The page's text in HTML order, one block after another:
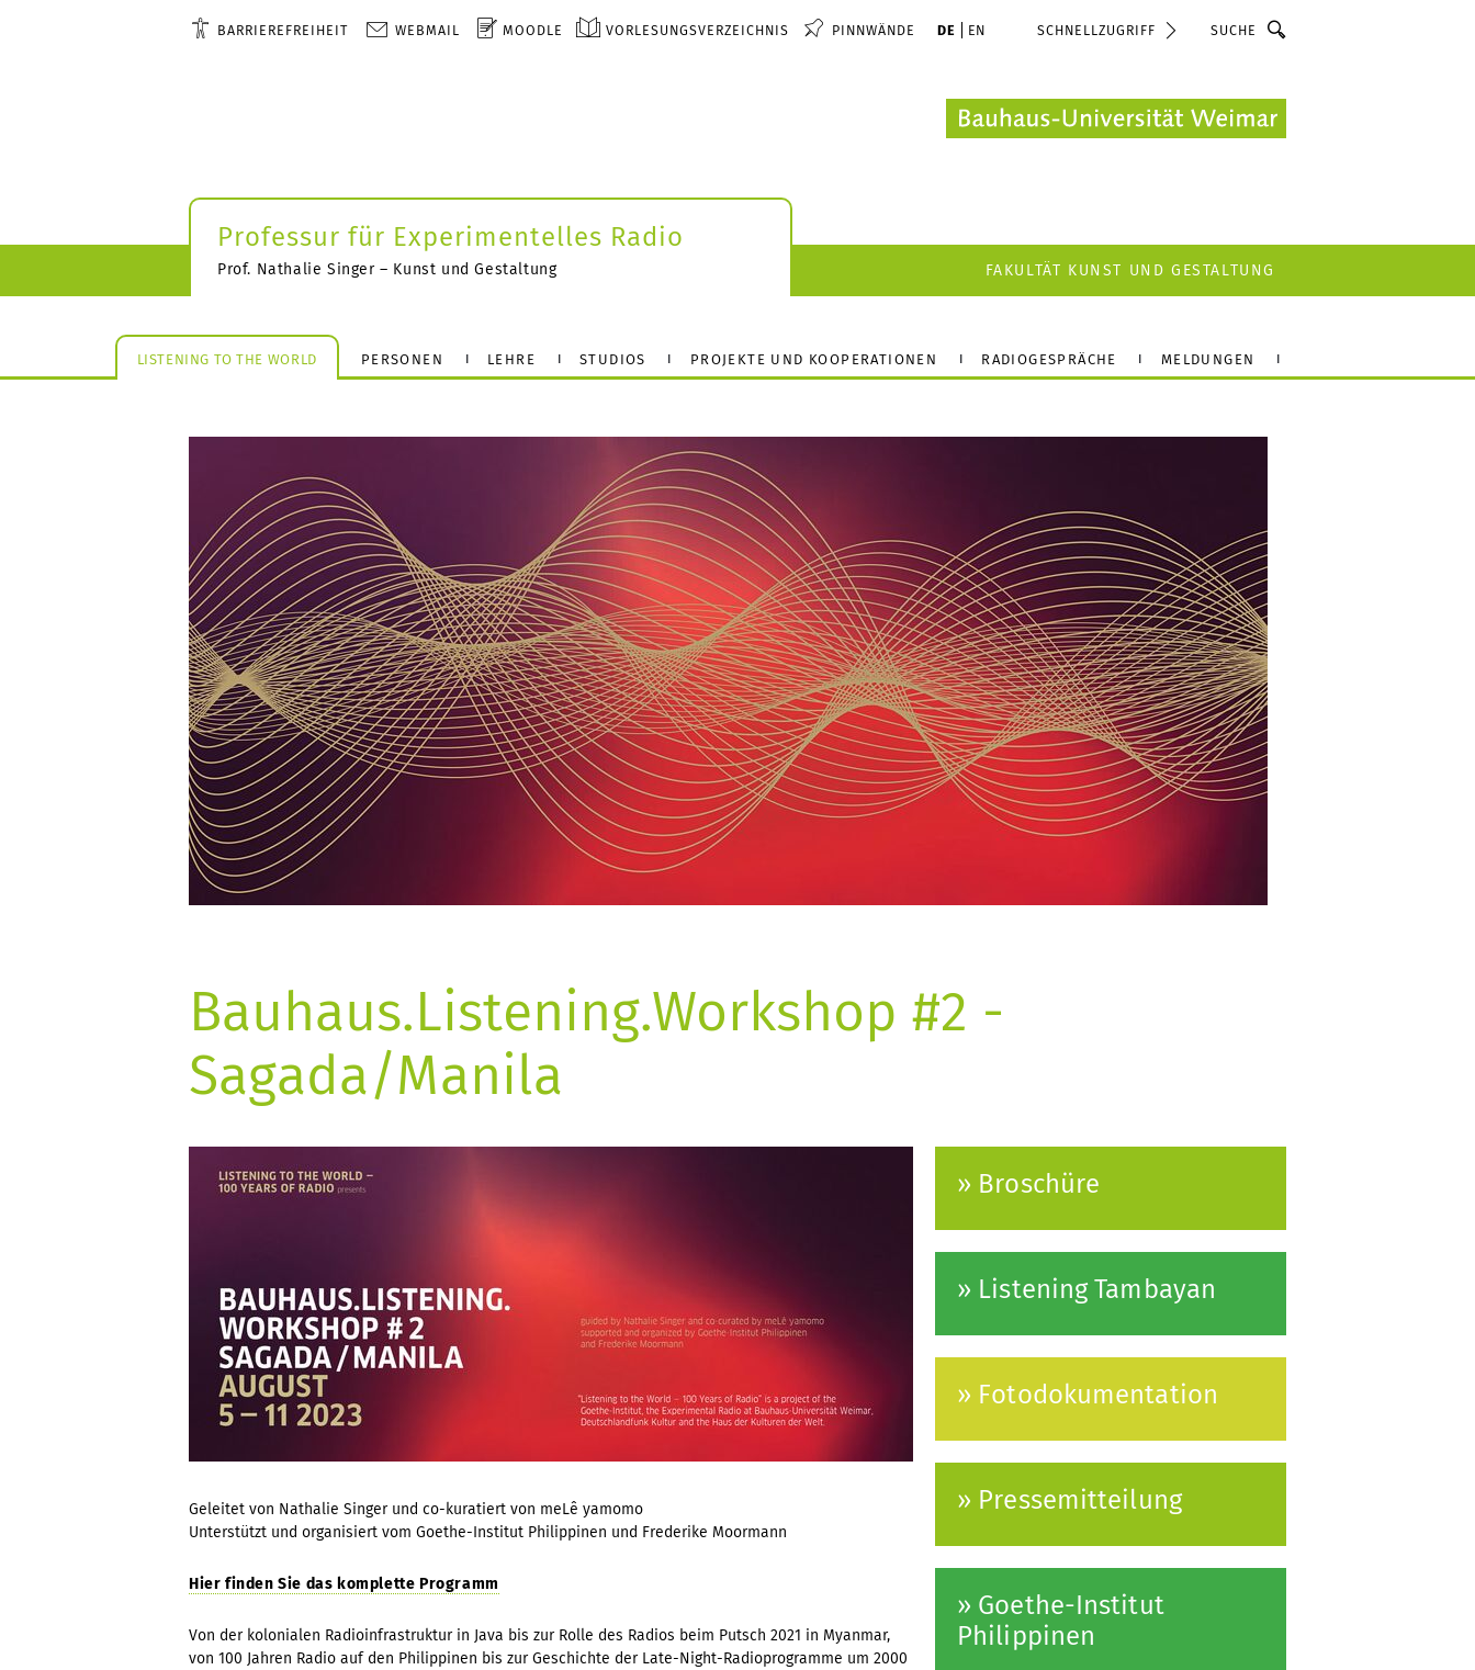
BARRIEREFREIHEIT WEBMAIL MOODLE VORLESUNGSVERZEICHNIS PINNWÄNDE DE EN SCHNELLZUGRIFF Suche
Professur für Experimentelles Radio
Prof. Nathalie Singer – Kunst und Gestaltung FAKULTÄT KUNST UND GESTALTUNG
LISTENING TO THE WORLD PERSONEN LEHRE STUDIOS PROJEKTE UND KOOPERATIONEN RADIOGESPRÄCHE MELDUNGEN
Bauhaus.Listening.Workshop #2 -
Sagada/Manila
Geleitet von Nathalie Singer und co-kuratiert von meLê yamomo
Unterstützt und organisiert vom Goethe-Institut Philippinen und Frederike Moormann
Hier finden Sie das komplette Programm
Von der kolonialen Radioinfrastruktur in Java bis zur Rolle des Radios beim Putsch 2021 in Myanmar,
von 100 Jahren Radio auf den Philippinen bis zur Geschichte der Late-Night-Radioprogramme um 2000
» Broschüre
» Listening Tambayan
» Fotodokumentation
» Pressemitteilung
» Goethe-Institut
Philippinen